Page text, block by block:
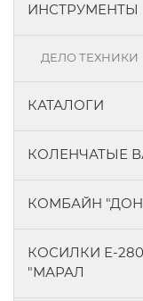
ИНСТРУМЕНТЫ
ДЕЛО ТЕХНИКИ
КАТАЛОГИ
КОЛЕНЧАТЫЕ
КОМБАЙН
КОСИЛКИ Е-
"МАРАЛ